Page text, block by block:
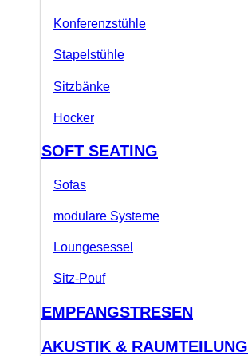
Konferenzstühle
Stapelstühle
Sitzbänke
Hocker
SOFT SEATING
Sofas
modulare Systeme
Loungesessel
Sitz-Pouf
EMPFANGSTRESEN
AKUSTIK & RAUMTEILUNG